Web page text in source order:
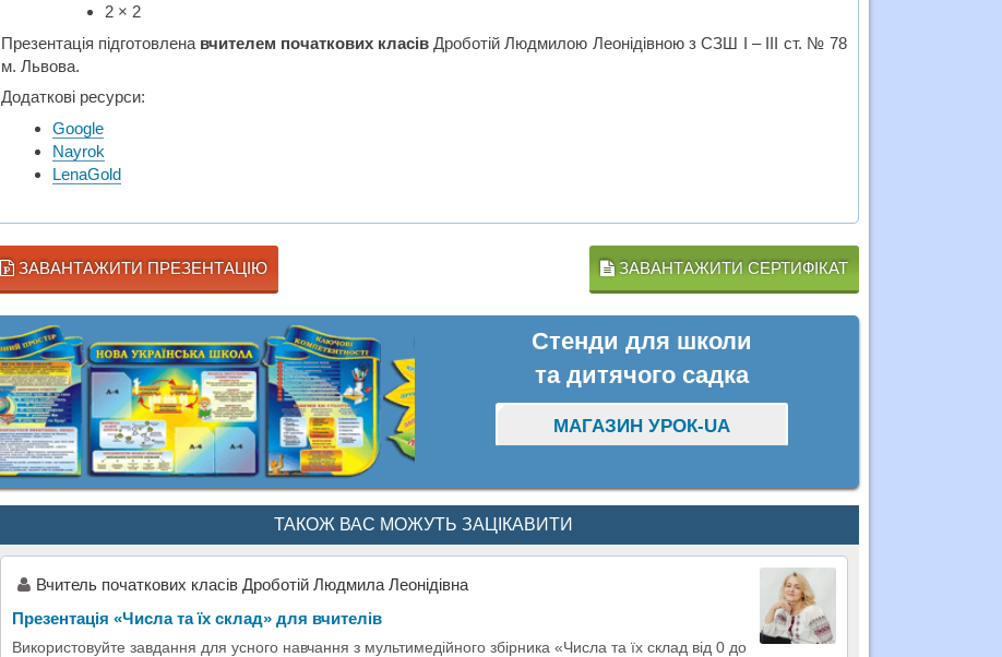
2 × 2
Презентація підготовлена вчителем початкових класівДроботій Людмилою Леонідівною з СЗШ І – ІІІ ст. № 78
м. Львова.
Додаткові ресурси:
Google
Nayrok
LenaGold
ЗАВАНТАЖИТИ ПРЕЗЕНТАЦІЮ ЗАВАНТАЖИТИ СЕРТИФІКАТ
Стенди для школи
та дитячого садка
МАГАЗИН УРОК-UA
ТАКОЖ ВАС МОЖУТЬ ЗАЦІКАВИТИ
Вчитель початкових класів Дроботій Людмила Леонідівна
Презентація «Числа та їх склад» для вчителів
Використовуйте завдання для усного навчання з мультимедійного збірника «Числа та їх склад від 0 до